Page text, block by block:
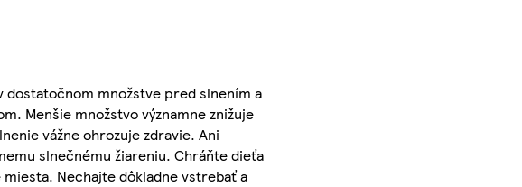
množstve pred slnením a
Menšie množstvo významne znižuje
vážne ohrozuje zdravie. Ani
slnečnému žiareniu. Chráňte dieťa
Nechajte dôkladne vstrebať a